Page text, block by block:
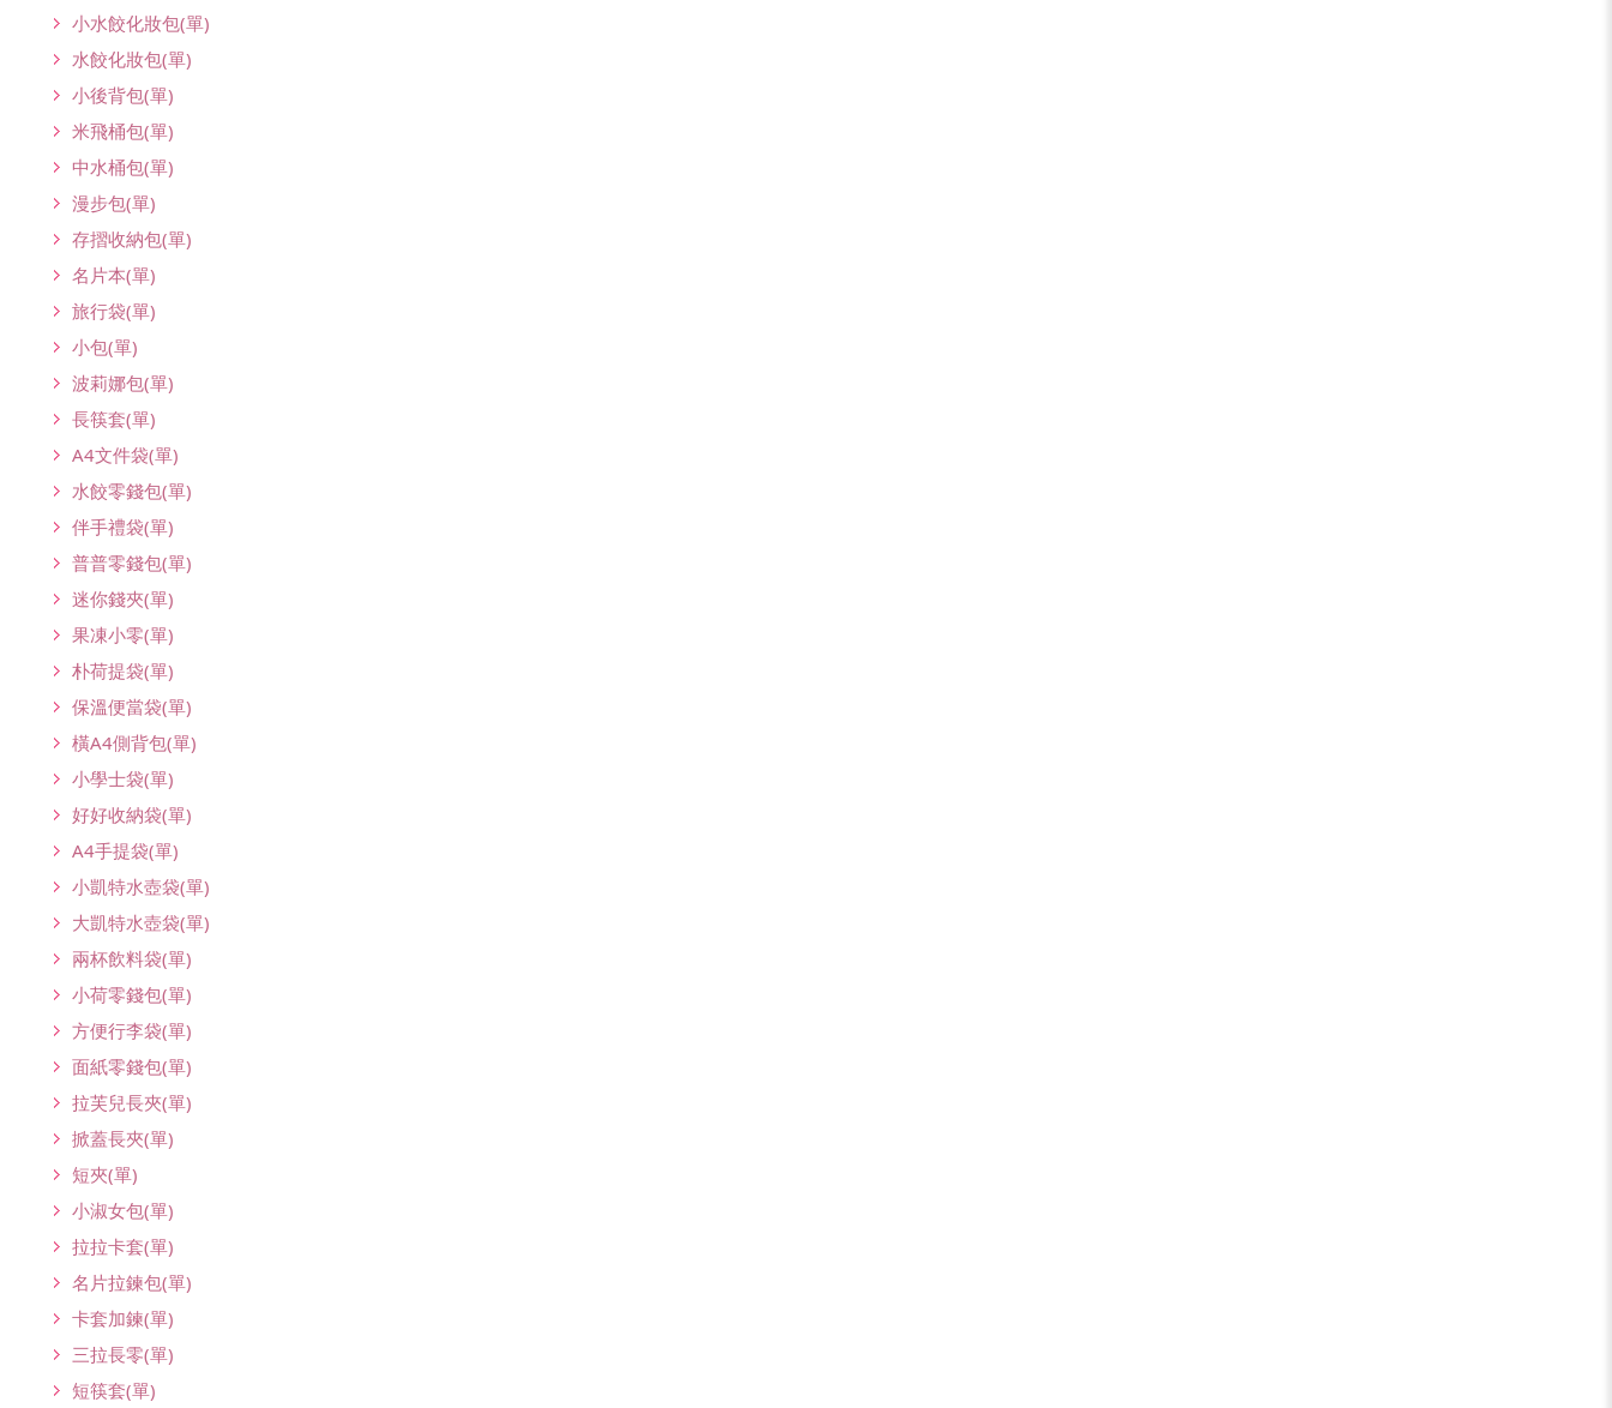
小水餃化妝包(單)
水餃化妝包(單)
小後背包(單)
米飛桶包(單)
中水桶包(單)
漫步包(單)
存摺收納包(單)
名片本(單)
旅行袋(單)
小包(單)
波莉娜包(單)
長筷套(單)
A4文件袋(單)
水餃零錢包(單)
伴手禮袋(單)
普普零錢包(單)
迷你錢夾(單)
果凍小零(單)
朴荷提袋(單)
保溫便當袋(單)
橫A4側背包(單)
小學士袋(單)
好好收納袋(單)
A4手提袋(單)
小凱特水壺袋(單)
大凱特水壺袋(單)
兩杯飲料袋(單)
小荷零錢包(單)
方便行李袋(單)
面紙零錢包(單)
拉芙兒長夾(單)
掀蓋長夾(單)
短夾(單)
小淑女包(單)
拉拉卡套(單)
名片拉鍊包(單)
卡套加鍊(單)
三拉長零(單)
短筷套(單)